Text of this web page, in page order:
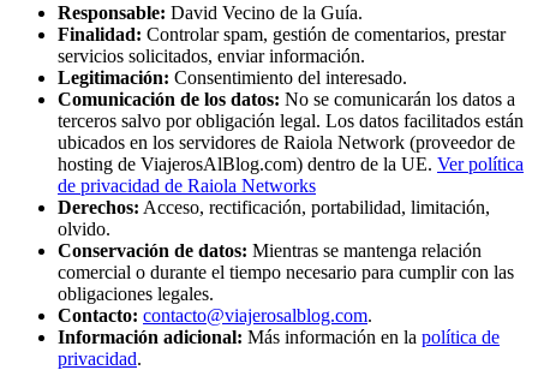
Responsable: David Vecino de la Guía.
Finalidad: Controlar spam, gestión de comentarios, prestar
servicios solicitados, enviar información.
Legitimación: Consentimiento del interesado.
Comunicación de los datos: No se comunicarán los datos a
terceros salvo por obligación legal. Los datos facilitados están
ubicados en los servidores de Raiola Network (proveedor de
hosting de ViajerosAlBlog.com) dentro de la UE. Ver política
de privacidad de Raiola Networks
Derechos: Acceso, rectificación, portabilidad, limitación,
olvido.
Conservación de datos: Mientras se mantenga relación
comercial o durante el tiempo necesario para cumplir con las
obligaciones legales.
Contacto: contacto@viajerosalblog.com.
Información adicional: Más información en la política de
privacidad.